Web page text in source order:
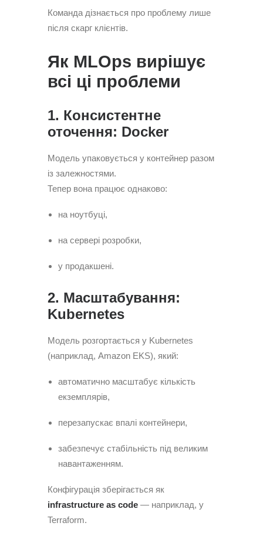
Команда дізнається про проблему лише
після скарг клієнтів.
Як MLOps вирішує
всі ці проблеми
1. Консистентне
оточення: Docker
Модель упаковується у контейнер разом
із залежностями.
Тепер вона працює однаково:
на ноутбуці,
на сервері розробки,
у продакшені.
2. Масштабування:
Kubernetes
Модель розгортається у Kubernetes
(наприклад, Amazon EKS), який:
автоматично масштабує кількість
екземплярів,
перезапускає впалі контейнери,
забезпечує стабільність під великим
навантаженням.
Конфігурація зберігається як
infrastructure as code — наприклад, у
Terraform.